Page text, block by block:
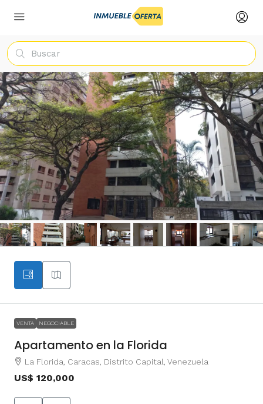
VENTA NEGOCIABLE
Apartamento en la Florida
La Florida, Caracas, Distrito Capital, Venezuela
US$ 120,000